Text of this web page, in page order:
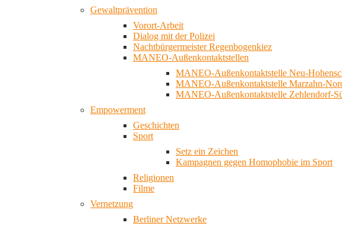
Gewaltprävention
Vorort-Arbeit
Dialog mit der Polizei
Nachtbürgermeister Regenbogenkiez
MANEO-Außenkontaktstellen
MANEO-Außenkontaktstelle Neu-
MANEO-Außenkontaktstelle Marzahn-
MANEO-Außenkontaktstelle Zehlendorf-
Empowerment
Geschichten
Sport
Setz ein Zeichen
Kampagnen gegen Homophobie im Sport
Religionen
Filme
Vernetzung
Berliner Netzwerke